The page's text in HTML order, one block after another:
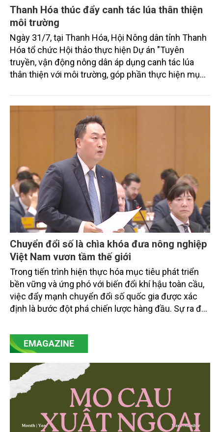
Thanh Hóa thúc đẩy canh tác lúa thân thiện
môi trường
Ngày 31/7, tại Thanh Hóa, Hội Nông dân tỉnh Thanh
Hóa tổ chức Hội thảo thực hiện Dự án "Tuyên
truyền, vận động nông dân áp dụng canh tác lúa
thân thiện với môi trường, góp phần thực hiện mục
trình thu hút sự tham gia của đông đảo đại biểu đến
từ các cơ quan quản lý nhà nước, đơn vị nghiên cứu,
doanh nghiệp, hợp tác xã và nông dân đang trực
tiếp triển khai mô hình sản xuất lúa phát thải thấp.
Chuyển đổi số là chìa khóa đưa nông nghiệp
Việt Nam vươn tầm thế giới
Trong tiến trình hiện thực hóa mục tiêu phát triển
bền vững và ứng phó với biến đổi khí hậu toàn cầu,
việc đẩy mạnh chuyển đổi số quốc gia được xác
định là bước đột phá chiến lược hàng đầu. Sự ra đời
mạnh mẽ, thúc đẩy quá trình cải cách toàn diện,
minh bạch hóa chuỗi cung ứng và nâng cao hiệu
then chốt là nông nghiệp và môi trường.
EMAGAZINE